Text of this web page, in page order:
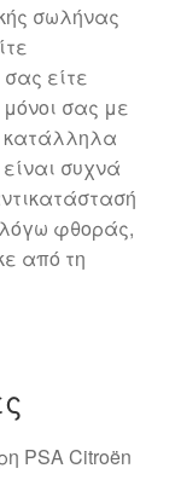
σωλήνας
είτε
σας με
κατάλληλα
συχνά
φθοράς,
από τη
PSA Citroën